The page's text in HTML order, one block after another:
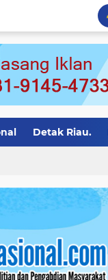
Detak Riau.